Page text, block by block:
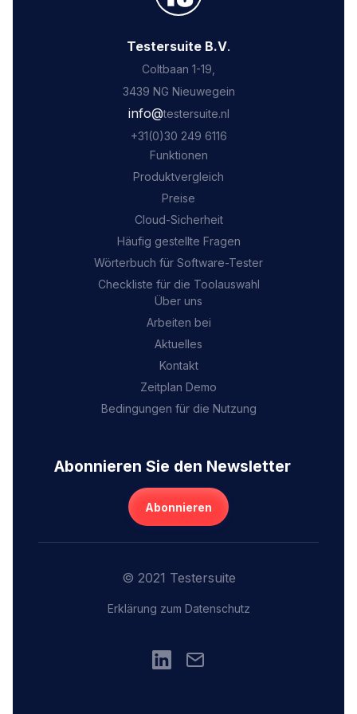
Testersuite B.V.
Coltbaan 1-19,
3439 NG Nieuwegein
‍info@testersuite.nl
‍+31(0)30 249 6116
Funktionen
Produktvergleich
Preise
Cloud-Sicherheit
Häufig gestellte Fragen
Wörterbuch für Software-Tester
Checkliste für die Toolauswahl
Über uns
Arbeiten bei
Aktuelles
Kontakt
Zeitplan Demo
Bedingungen für die Nutzung
Abonnieren Sie den Newsletter
Abonnieren
© 2021 Testersuite
Erklärung zum Datenschutz